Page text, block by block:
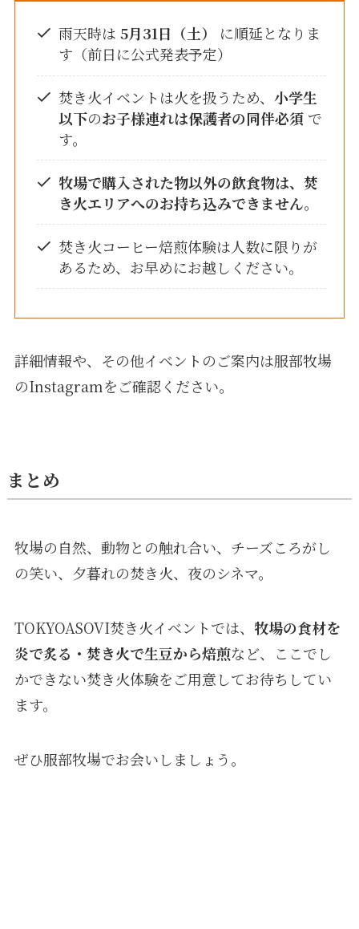
雨天時は 5月31日（土）
に順延となりま
す（前日に公式発表予定）
焚き火イベントは火を扱うため、 小学生
以下のお子様連れは保護者の同伴必須で
す。
牧場で購入された物以外の飲食物は、焚
き火エリアへのお持ち込みできません。
焚き火コーヒー焙煎体験は人数に限りが
あるため、お早めにお越しください。
詳細情報や、その他イベントのご案内は服部牧場
のInstagramをご確認ください。
まとめ
牧場の自然、動物との触れ合い、チーズころがし
の笑い、夕暮れの焚き火、夜のシネマ。
TOKYOASOVI焚き火イベントでは、 牧場の食材を
炎で炙る・焚き火で生豆から焙煎など、ここでし
かできない焚き火体験をご用意してお待ちしてい
ます。
ぜひ服部牧場でお会いしましょう。